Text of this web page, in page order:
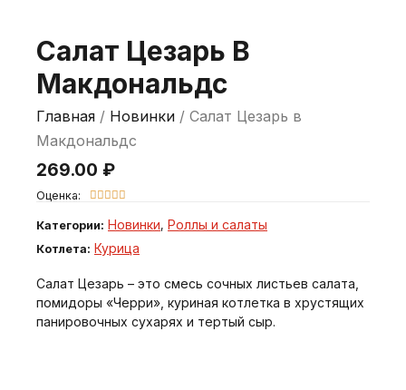
Салат Цезарь В
Макдональдс
Главная / Новинки / Салат Цезарь в
Макдональдс
269.00 ₽
Оценка: 
Категории: Новинки, Роллы и салаты
Котлета: Курица
Салат Цезарь – это смесь сочных листьев салата,
помидоры «Черри», куриная котлетка в хрустящих
панировочных сухарях и тертый сыр.